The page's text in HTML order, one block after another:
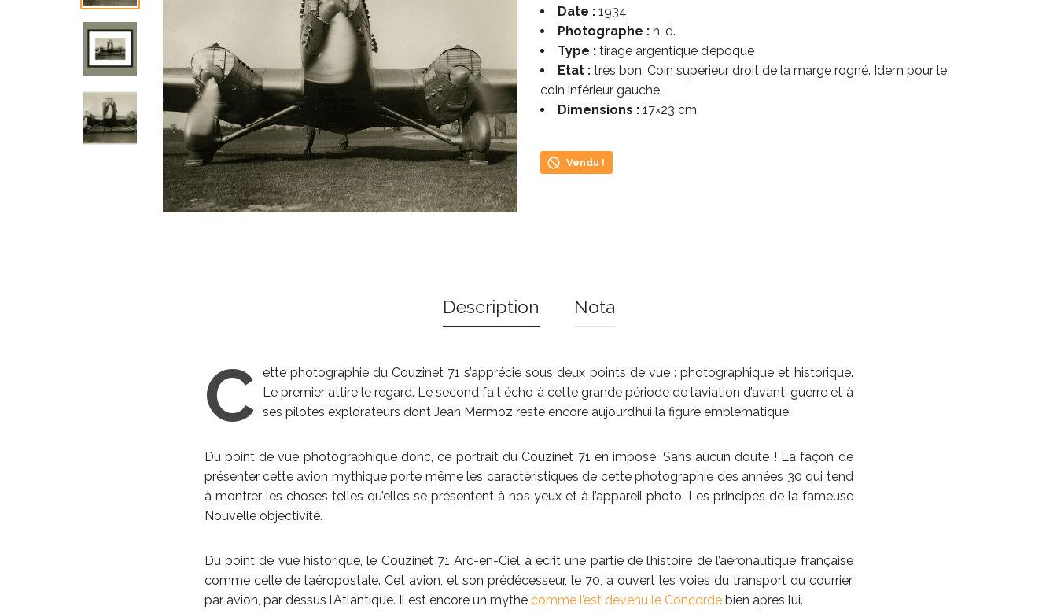
Date : 1934
Photographe : n. d.
Type : tirage argentique d’époque
Etat : très bon. Coin supérieur droit de la marge rogné. Idem pour le
coin inférieur gauche.
Dimensions : 17×23 cm
Vendu !
Description Nota
C ette photographie du Couzinet 71 s’apprécie sous deux points de vue : photographique et historique.
Le premier attire le regard. Le second fait écho à cette grande période de l’aviation d’avant-guerre et à
ses pilotes explorateurs dont Jean Mermoz reste encore aujourd’hui la figure emblématique.
Du point de vue photographique donc, ce portrait du Couzinet 71 en impose. Sans aucun doute ! La façon de
présenter cette avion mythique porte même les caractéristiques de cette photographie des années 30 qui tend
à montrer les choses telles qu’elles se présentent à nos yeux et à l’appareil photo. Les principes de la fameuse
Nouvelle objectivité.
Du point de vue historique, le Couzinet 71 Arc-en-Ciel a écrit une partie de l’histoire de l’aéronautique française
comme celle de l’aéropostale. Cet avion, et son prédécesseur, le 70, a ouvert les voies du transport du courrier
par avion, par dessus l’Atlantique. Il est encore un mythe comme l’est devenu le Concordebien après lui.